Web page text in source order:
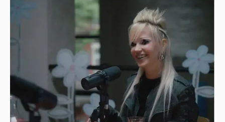
Певица Глюкоза рассказала о съёмках для
эротического журнала
3